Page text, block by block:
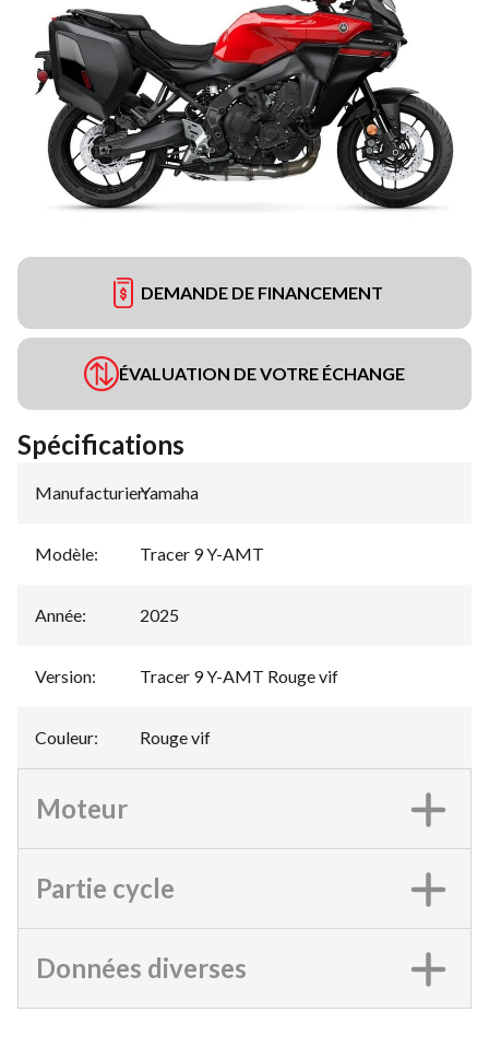
DEMANDE DE FINANCEMENT
ÉVALUATION DE VOTRE ÉCHANGE
Spécifications
Manufacturier:
Yamaha
Modèle: Tracer 9 Y-AMT
Année: 2025
Version: Tracer 9 Y-AMT Rouge vif
Couleur: Rouge vif
Moteur
Partie cycle
Données diverses